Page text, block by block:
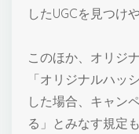
したUGCを見つけ
このほか、オリジ
「オリジナルハッ
した場合、キャン
る」とみなす規定